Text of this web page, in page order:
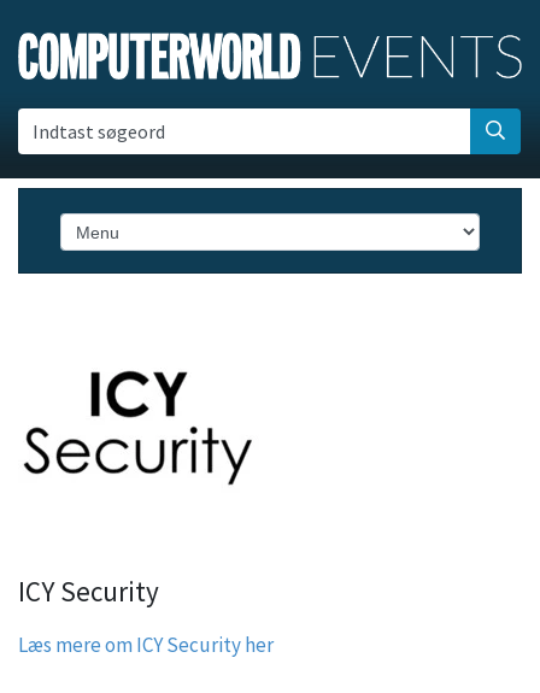
Indtast søgeord
ICY Security
Læs mere om ICY Security her